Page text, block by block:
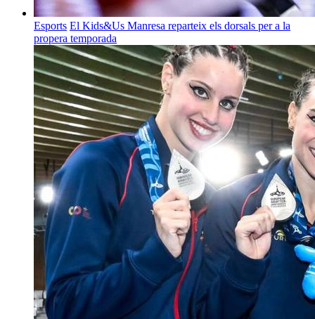
Esports El Kids&Us Manresa reparteix els dorsals per a la
propera temporada